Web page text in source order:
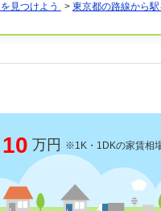
見つけよう > 東京都の路線から
10 万円 ※1K・1DKの家賃相